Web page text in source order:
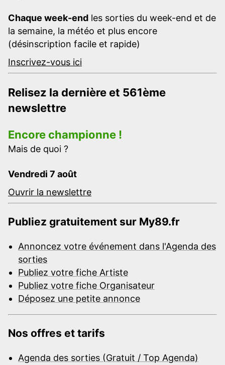
Chaque week-end les sorties du week-end et de
la semaine, la météo et plus encore
(désinscription facile et rapide)
Inscrivez-vous ici
Relisez la dernière et 561ème
newslettre
Encore championne !
Mais de quoi ?
Vendredi 7 août
Ouvrir la newslettre
Publiez gratuitement sur My89.fr
Annoncez votre événement dans l'Agenda des
sorties
Publiez votre fiche Artiste
Publiez votre fiche Organisateur
Déposez une petite annonce
Nos offres et tarifs
Agenda des sorties (Gratuit / Top Agenda)